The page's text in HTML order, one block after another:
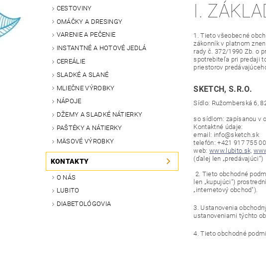
CESTOVINY
OMÁČKY A DRESINGY
VARENIE A PEČENIE
INSTANTNÉ A HOTOVÉ JEDLÁ
CEREÁLIE
SLADKÉ A SLANÉ
MLIEČNE VÝROBKY
NÁPOJE
DŽEMY A SLADKÉ NÁTIERKY
PAŠTÉKY A NÁTIERKY
MÄSOVÉ VÝROBKY
KONTAKTY
O NÁS
LUBITO
DIABETOLÓGOVIA
I.
1. Tieto všeobecné
zákonník v platnom
rady č. 372/1990 Zb. o
spotrebiteľa pri predaji
priestorov
SKETCH, S.R.O.
Sídlo: Ružomberská 6,
so sídlom: zapísanou v
Kontaktné údaje:
email: info@sketch.sk
telefón: +421 917 755
web:www.lubito.sk,
(ďalej len „predávajúci“)
2. Tieto obchodné
len „kupujúci")
„internetový obchod").
3. Ustanovenia
ustanoveniami týchto
4. Tieto obchodné